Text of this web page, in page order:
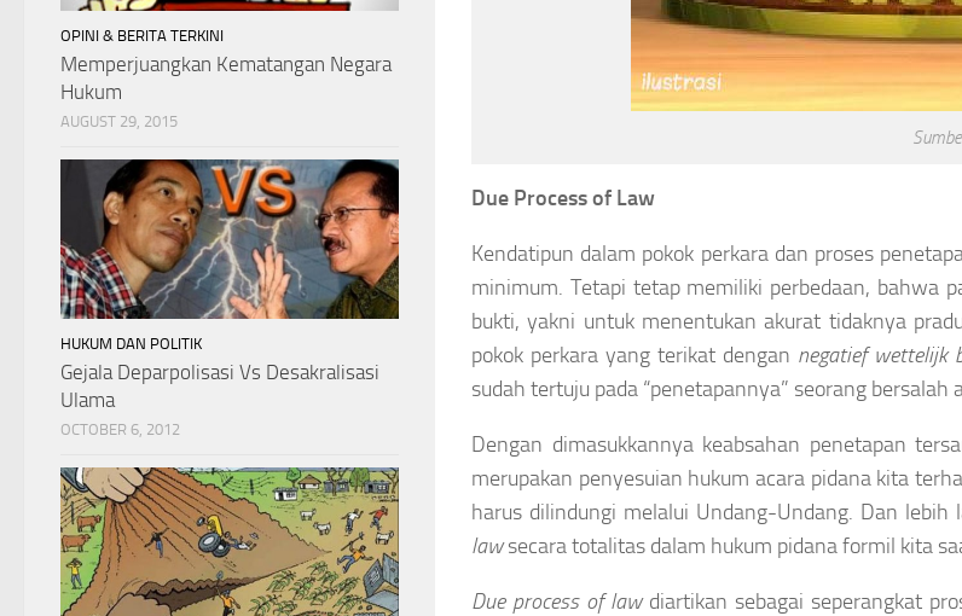
Due Process of Law
Kendatipun dalam pokok perkara dan proses
minimum. Tetapi tetap memiliki perbedaan, bahwa
bukti, yakni untuk menentukan akurat tidaknya
pokok perkara yang terikat dengan negatief wettelijk
sudah tertuju pada “penetapannya” seorang bersalah
Dengan dimasukkannya keabsahan penetapan
merupakan penyesuian hukum acara pidana kita
harus dilindungi melalui Undang-Undang. Dan lebih
lawsecara totalitas dalam hukum pidana formil kita
Due process of lawdiartikan sebagai seperangkat
OPINI & BERITA TERKINI
Memperjuangkan Kematangan Negara
Hukum
AUGUST 29, 2015
HUKUM DAN POLITIK
Gejala Deparpolisasi Vs Desakralisasi
Ulama
OCTOBER 6, 2012